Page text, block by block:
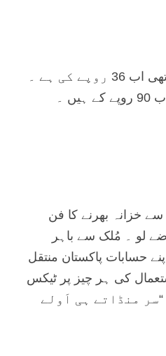
روٹی جو جنوری 2000ء میں ڈیڑھ روپے کی تھی اب 5 روپے کی ہے ۔ ڈبل روٹی 13 روپے کی تھی اب 36 روپے کی ہے ۔
آٹا چکی کا پسا ہوا 10 روپے کلو تھا اب 25 روپے کا ہے ۔ بہترین چاول 32 روپے کلو تھے اب 90 روپے کے ہیں ۔
سے خزانہ بھرنے کا فن
متأخر اور مزید قرضے لو ۔ مُلک سے باہر
حسابات پاکستان منتقل
کی ہر چیز پر ٹیکس
والی حکومت کو “سر منڈاتے ہی اَولے